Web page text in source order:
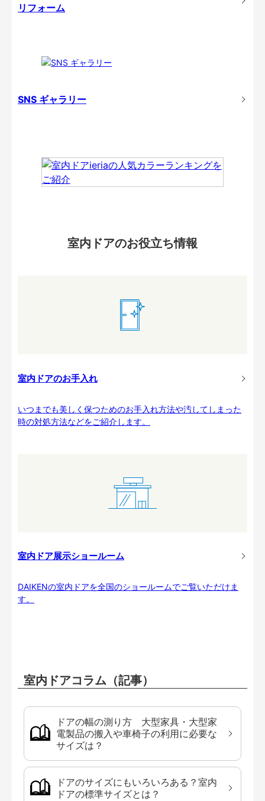
リフォーム
SNS ギャラリー
室内ドアのお役立ち情報
室内ドアのお手入れ
いつまでも美しく保つためのお手入れ方法や汚してしまった
時の対処方法などをご紹介します。
室内ドア展示ショールーム
DAIKENの室内ドアを全国のショールームでご覧いただけま
す。
室内ドアコラム（記事）
ドアの幅の測り方 大型家具・大型家
電製品の搬入や車椅子の利用に必要な
サイズは？
ドアのサイズにもいろいろある？室内
ドアの標準サイズとは？